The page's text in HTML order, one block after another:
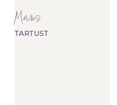
Maris
TARTUST